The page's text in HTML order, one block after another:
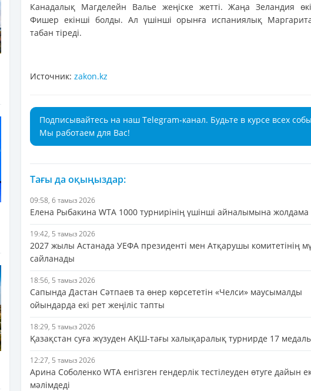
Канадалық Магделейн Валье жеңіске жетті. Жаңа Зеландия
Фишер екінші болды. Ал үшінші орынға испаниялық
табан тіреді.
Источник: zakon.kz
Подписывайтесь на наш Telegram-канал. Будьте в курсе всех
Мы работаем для Вас!
Тағы да оқыңыздар:
09:58, 6 тамыз 2026
Елена Рыбакина WTA 1000 турнирінің үшінші айналымына
19:42, 5 тамыз 2026
2027 жылы Астанада УЕФА президенті мен Атқарушы комитетінің
сайланады
18:56, 5 тамыз 2026
Сапында Дастан Сәтпаев та өнер көрсететін «Челси» маусымалды
ойындарда екі рет жеңіліс тапты
18:29, 5 тамыз 2026
Қазақстан суға жүзуден АҚШ-тағы халықаралық турнирде 17
12:27, 5 тамыз 2026
Арина Соболенко WTA енгізген гендерлік тестілеуден өтуге дайын
мәлімдеді